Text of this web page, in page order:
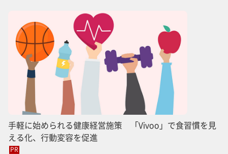
手軽に始められる健康経営施策 「Vivoo」で食習慣を見
える化、行動変容を促進
PR